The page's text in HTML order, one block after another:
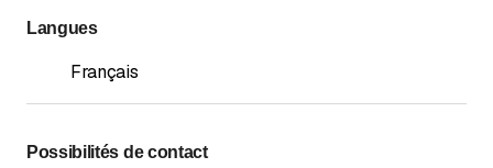
Langues
Français
Possibilités de contact